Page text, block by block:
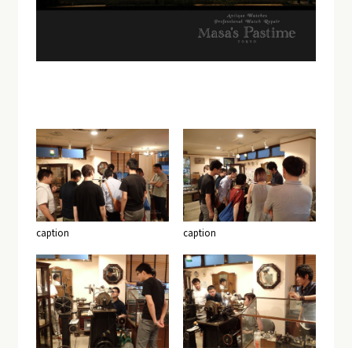
caption caption